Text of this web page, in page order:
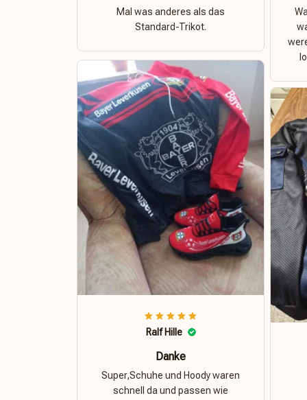
Mal was anderes als das
Standard-Trikot.
Ralf Hille
Danke
Super,Schuhe und Hoody waren
schnell da und passen wie